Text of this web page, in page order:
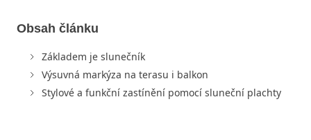
Obsah článku
Základem je slunečník
Výsuvná markýza na terasu i balkon
Stylové a funkční zastínění pomocí sluneční plachty